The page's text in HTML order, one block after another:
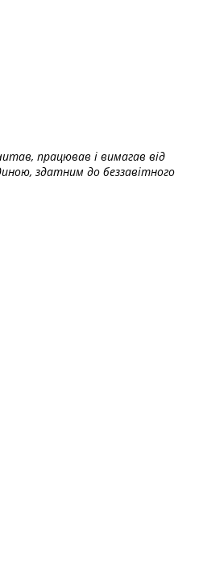
працював і вимагав від
здатним до беззавітного